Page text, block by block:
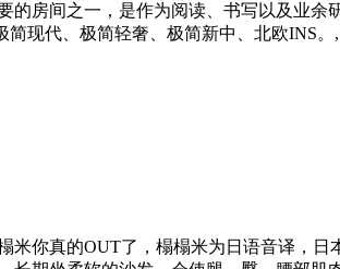
的房间之一，是作为阅读、书写以及业
现代、极简轻奢、极简新中、北欧INS。,
米你真的OUT了，榻榻米为日语音译，